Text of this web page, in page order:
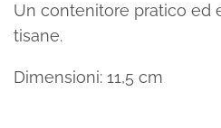
Un contenitore pratico ed
tisane.
Dimensioni: 11,5 cm